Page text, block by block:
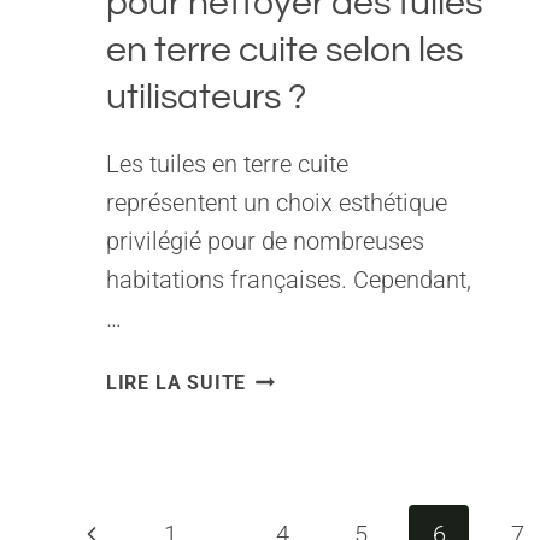
en terre cuite selon les
utilisateurs ?
Les tuiles en terre cuite
représentent un choix esthétique
privilégié pour de nombreuses
habitations françaises. Cependant,
…
LIRE LA SUITE QUELLES
POUR
Page